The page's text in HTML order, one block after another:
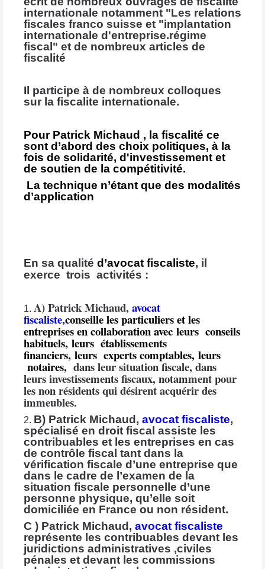
internationale notamment "Les relations
fiscales franco suisse et "implantation
internationale d'entreprise.régime
fiscal" et de nombreux articles de
fiscalité
Il participe à de nombreux colloques
sur la fiscalite internationale.
Pour Patrick Michaud , la fiscalité ce
sont d’abord des choix politiques, à la
fois de solidarité, d'investissement et
de soutien de la compétitivité.
La technique n’étant que des modalités
d’application
En sa qualité d’avocat fiscaliste, il
exerce trois activités :
A) Patrick Michaud, avocat
fiscaliste,conseille les particuliers et les
entreprises en collaboration avec leurs conseils
habituels, leurs établissements
financiers, leurs experts comptables, leurs
notaires, dans leur situation fiscale, dans
leurs investissements fiscaux, notamment pour
les non résidents qui désirent acquérir des
immeubles.
B) Patrick Michaud, avocat fiscaliste,
spécialisé en droit fiscal assiste les
contribuables et les entreprises en cas
de contrôle fiscal tant dans la
vérification fiscale d’une entreprise que
dans le cadre de l’examen de la
situation fiscale personnelle d’une
personne physique, qu’elle soit
domiciliée en France ou non résident.
C ) Patrick Michaud, avocat fiscaliste
représente les contribuables devant les
juridictions administratives ,civiles
pénales et devant les commissions